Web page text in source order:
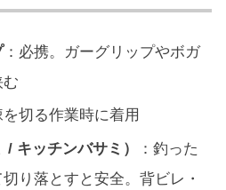
：必携。ガーグリップやボガ
む
を切る作業時に着用
キッチンバサミ）
：釣った
り落とすと安全。背ビレ・